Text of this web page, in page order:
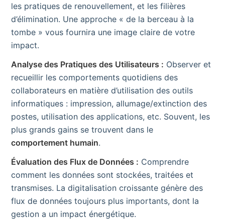
les pratiques de renouvellement, et les filières
d’élimination. Une approche « de la berceau à la
tombe » vous fournira une image claire de votre
impact.
Analyse des Pratiques des Utilisateurs : Observer et
recueillir les comportements quotidiens des
collaborateurs en matière d’utilisation des outils
informatiques : impression, allumage/extinction des
postes, utilisation des applications, etc. Souvent, les
plus grands gains se trouvent dans le
comportement humain.
Évaluation des Flux de Données : Comprendre
comment les données sont stockées, traitées et
transmises. La digitalisation croissante génère des
flux de données toujours plus importants, dont la
gestion a un impact énergétique.